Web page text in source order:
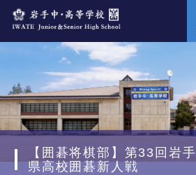
【囲碁将棋部】第33回岩手
県高校囲碁新人戦